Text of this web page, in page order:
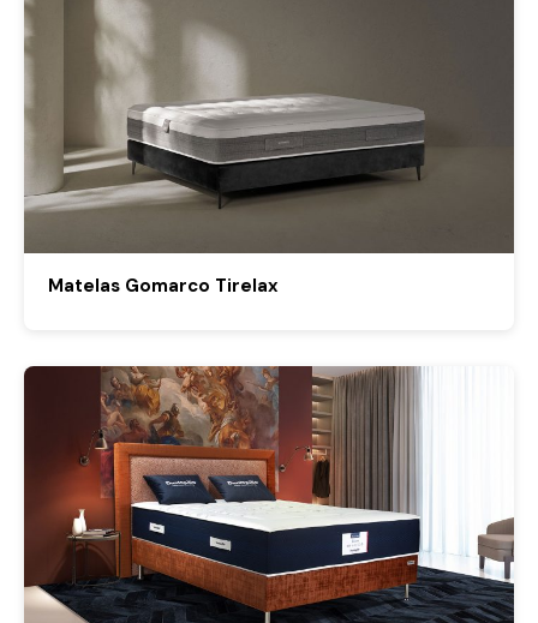
Matelas Gomarco Tirelax